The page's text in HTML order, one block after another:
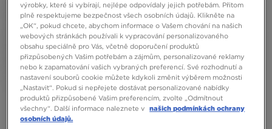
výrobky, které si vybírají, nejlépe odpovídaly jejich potřebám. Přitom
plně respektujeme bezpečnost všech osobních údajů. Klikněte na
„OK“, pokud chcete, abychom informace o Vašem chování na našich
webových stránkách používali k vypracování personalizovaného
obsahu speciálně pro Vás, včetně doporučení produktů
přizpůsobených Vašim potřebám a zájmům, personalizované reklamy
nebo k zapamatování vašich vybraných preferencí. Své rozhodnutí a
nastavení souborů cookie můžete kdykoli změnit výběrem možnosti
„Nastavit“. Pokud si nepřejete dostávat personalizované nabídky
produktů přizpůsobené Vašim preferencím, zvolte „Odmítnout
všechny“. Další informace naleznete v našich podmínkách ochrany
osobních údajů.